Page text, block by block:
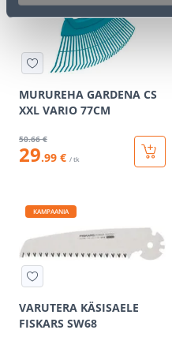
MURUREHA GARDENA CS
XXL VARIO 77CM
50.66 €
29.99 € / tk
KAMPAANIA
VARUTERA KÄSISAELE
FISKARS SW68